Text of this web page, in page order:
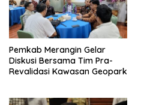
Pemkab Merangin Gelar
Diskusi Bersama Tim Pra-
Revalidasi Kawasan Geopark